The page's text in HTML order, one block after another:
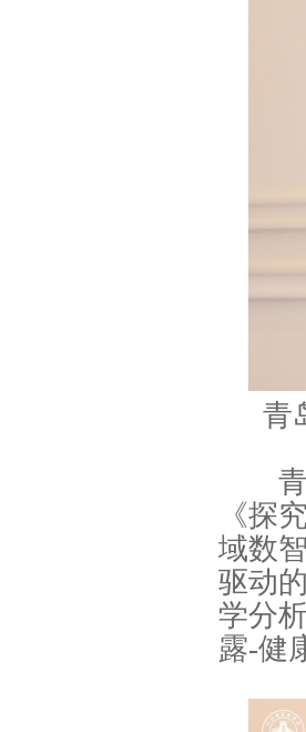
青
青岛
《探
域数
驱动
学分
露-健